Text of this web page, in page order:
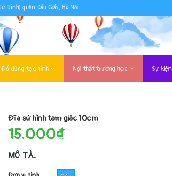
Bình) quận Cầu Giấy, Hà Nội
Đồ dùng tạo hình Nội thất trường học Sự kiện
Đĩa sứ hình tam giác 10cm
15.000₫
MÔ TẢ: